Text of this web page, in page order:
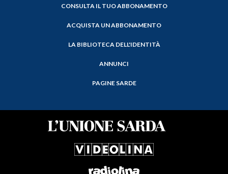
CONSULTA IL TUO ABBONAMENTO
ACQUISTA UN ABBONAMENTO
LA BIBLIOTECA DELL'IDENTITÀ
ANNUNCI
PAGINE SARDE